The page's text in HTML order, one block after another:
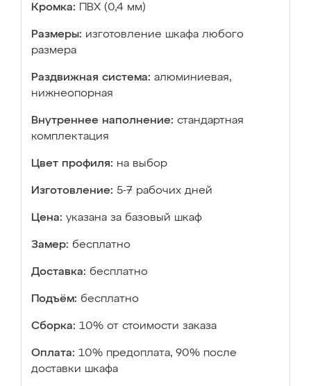
Кромка: ПВХ (0,4 мм)
Размеры: изготовление шкафа любого
размера
Раздвижная система: алюминиевая,
нижнеопорная
Внутреннее наполнение: стандартная
комплектация
Цвет профиля: на выбор
Изготовление: 5-7 рабочих дней
Цена: указана за базовый шкаф
Замер: бесплатно
Доставка: бесплатно
Подъём: бесплатно
Сборка: 10% от стоимости заказа
Оплата: 10% предоплата, 90% после
доставки шкафа